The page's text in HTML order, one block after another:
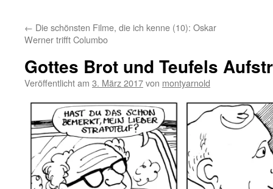
← Die schönsten Filme, die ich kenne (10): Oskar
Werner trifft Columbo
Gottes Brot und Teufels
Veröffentlicht am 3. März 2017von montyarnold